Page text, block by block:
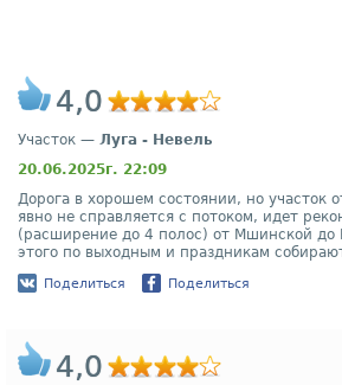
4,0
Участок — Луга - Невель
20.06.2025г. 22:09
Дорога в хорошем состоянии, но участок
явно не справляется с потоком, идет
(расширение до 4 полос) от Мшинской до
этого по выходным и праздникам
Поделиться Поделиться
4,0